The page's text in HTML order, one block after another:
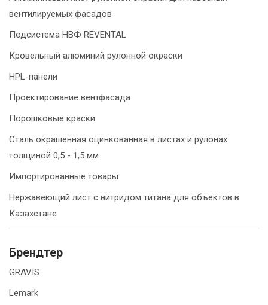
вентилируемых фасадов
Подсистема НВФ REVENTAL
Кровельный алюминий рулонной окраски
HPL-панели
Проектирование вентфасада
Порошковые краски
Сталь окрашенная оцинкованная в листах и рулонах
толщиной 0,5 - 1,5 мм
Импортированные товары
Нержавеющий лист с нитридом титана для объектов в
Казахстане
Брендтер
GRAVIS
Lemark